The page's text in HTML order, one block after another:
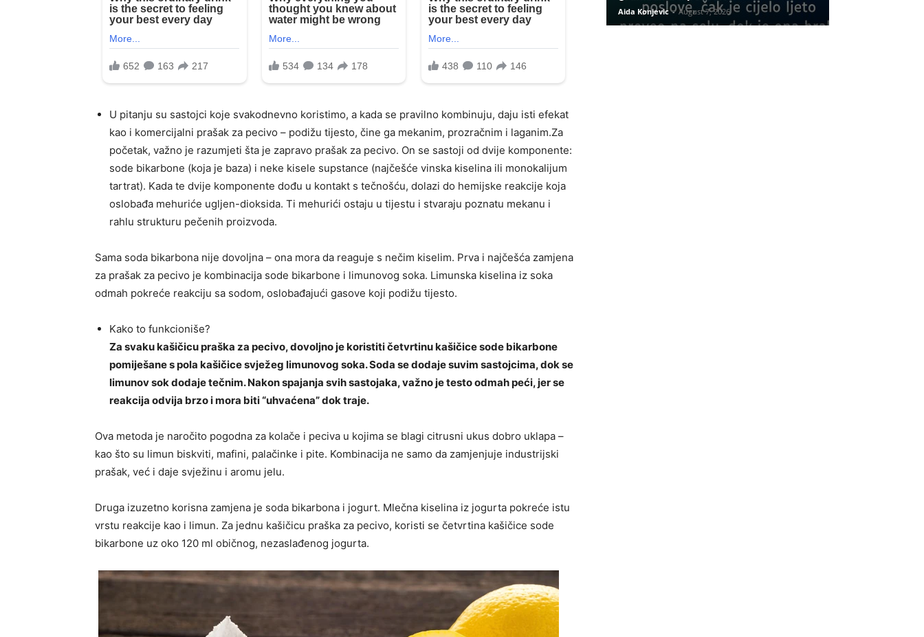
U pitanju su sastojci koje svakodnevno koristimo, a kada se pravilno kombinuju, daju isti efekat
kao i komercijalni prašak za pecivo – podižu tijesto, čine ga mekanim, prozračnim i laganim.Za
početak, važno je razumjeti šta je zapravo prašak za pecivo. On se sastoji od dvije komponente:
sode bikarbone (koja je baza) i neke kisele supstance (najčešće vinska kiselina ili monokalijum
tartrat). Kada te dvije komponente dođu u kontakt s tečnošću, dolazi do hemijske reakcije koja
oslobađa mehuriće ugljen-dioksida. Ti mehurići ostaju u tijestu i stvaraju poznatu mekanu i
rahlu strukturu pečenih proizvoda.
Sama soda bikarbona nije dovoljna – ona mora da reaguje s nečim kiselim. Prva i najčešća zamjena
za prašak za pecivo je kombinacija sode bikarbone i limunovog soka. Limunska kiselina iz soka
odmah pokreće reakciju sa sodom, oslobađajući gasove koji podižu tijesto.
Kako to funkcioniše?
Za svaku kašičicu praška za pecivo, dovoljno je koristiti četvrtinu kašičice sode bikarbone
pomiješane s pola kašičice svježeg limunovog soka. Soda se dodaje suvim sastojcima, dok se
limunov sok dodaje tečnim. Nakon spajanja svih sastojaka, važno je testo odmah peći, jer se
reakcija odvija brzo i mora biti “uhvaćena” dok traje.
Ova metoda je naročito pogodna za kolače i peciva u kojima se blagi citrusni ukus dobro uklapa –
kao što su limun biskviti, mafini, palačinke i pite. Kombinacija ne samo da zamjenjuje industrijski
prašak, već i daje svježinu i aromu jelu.
Druga izuzetno korisna zamjena je soda bikarbona i jogurt. Mlečna kiselina iz jogurta pokreće istu
vrstu reakcije kao i limun. Za jednu kašičicu praška za pecivo, koristi se četvrtina kašičice sode
bikarbone uz oko 120 ml običnog, nezaslađenog jogurta.
Aida Konjevic - August 7, 2026